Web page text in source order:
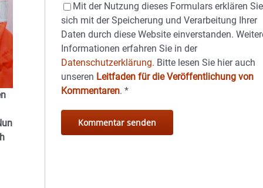
Mit der Nutzung dieses Formulars erklären Sie
sich mit der Speicherung und Verarbeitung Ihrer
Daten durch diese Website einverstanden.
Informationen erfahren Sie in der
Datenschutzerklärung. Bitte lesen Sie hier auch
unseren Leitfaden für die Veröffentlichung von
Kommentaren.*